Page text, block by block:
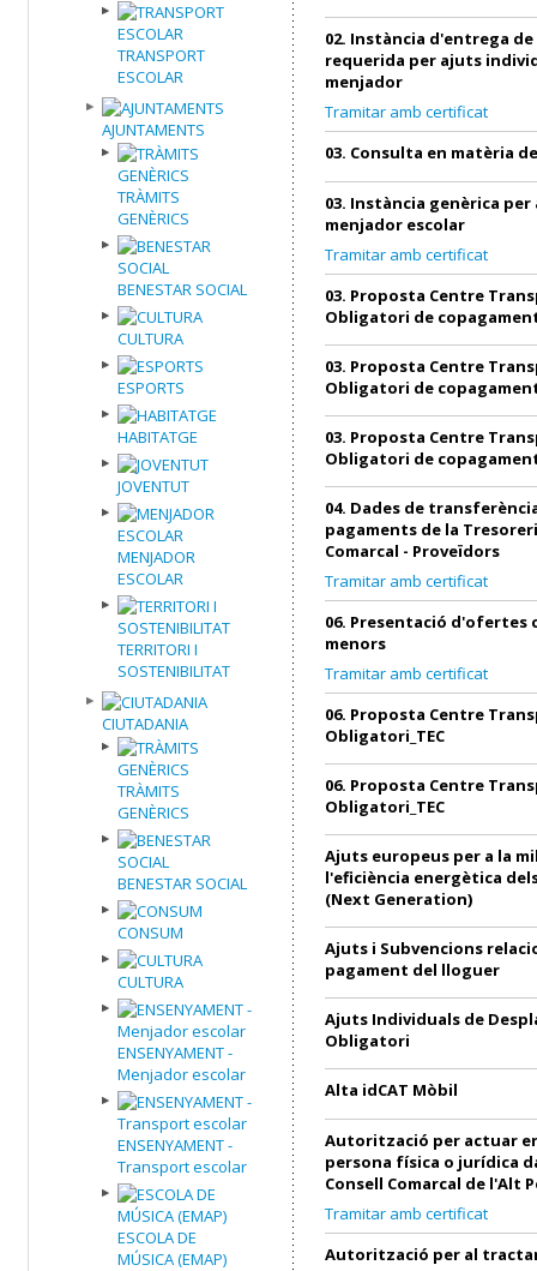
TRANSPORT
ESCOLAR
AJUNTAMENTS
TRÀMITS
GENÈRICS
BENESTAR SOCIAL
CULTURA
ESPORTS
HABITATGE
JOVENTUT
MENJADOR
ESCOLAR
TERRITORI I
SOSTENIBILITAT
CIUTADANIA
TRÀMITS
GENÈRICS
BENESTAR SOCIAL
CONSUM
CULTURA
ENSENYAMENT -
Menjador escolar
ENSENYAMENT -
Transport escolar
ESCOLA DE
MÚSICA (EMAP)
02. Instància d'entrega
requerida per ajuts
menjador
Tramitar amb certificat
03. Consulta en matèria
03. Instància genèrica
menjador escolar
Tramitar amb certificat
03. Proposta Centre
Obligatori de
03. Proposta Centre
Obligatori de
03. Proposta Centre
Obligatori de
04. Dades de
pagaments de la
Comarcal - Proveïdors
Tramitar amb certificat
06. Presentació d'ofertes
menors
Tramitar amb certificat
06. Proposta Centre
Obligatori_TEC
06. Proposta Centre
Obligatori_TEC
Ajuts europeus per a la
l'eficiència energètica
(Next Generation)
Ajuts i Subvencions
pagament del lloguer
Ajuts Individuals de
Obligatori
Alta idCAT Mòbil
Autorització per actuar
persona física o jurídica
Consell Comarcal de l'Alt
Tramitar amb certificat
Autorització per al